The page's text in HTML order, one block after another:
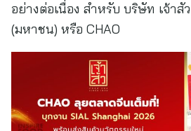
อย่างต่อเนื่อง สำหรับ บริษัท เจ้า
(มหาชน) หรือ CHAO